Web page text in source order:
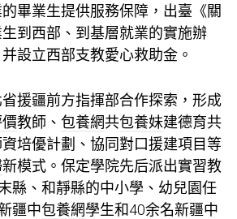
畢業生提供服務保障，出臺《關
到西部、到基層就業的實施辦
設立西部支教愛心救助金。
援疆前方指揮部合作探索，形成
教師、 包養網共包養妹建德育共
培優計劃、協同對口援建項目等
新模式。保定學院先后派出實習教
縣、和靜縣的中小學、幼兒園任
疆中包養網學生和40余名新疆中